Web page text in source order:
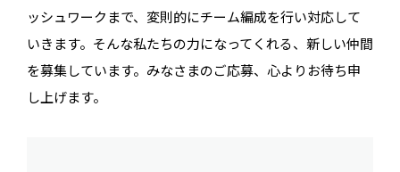
ッシュワークまで、変則的にチーム編成を行い対応して
いきます。そんな私たちの力になってくれる、新しい仲間
を募集しています。みなさまのご応募、心よりお待ち申
し上げます。